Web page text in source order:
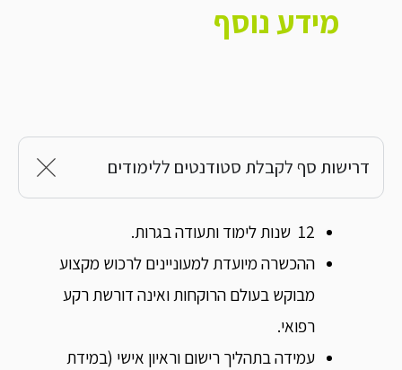
מידע נוסף
סף לקבלת סטודנטים ללימודים
ההכשרה מיועדת למעוניינים לרכוש מקצוע
מבוקש בעולם הרוקחות ואינה דורשת רקע
רפואי.
עמידה בתהליך רישום וראיון אישי (במידת